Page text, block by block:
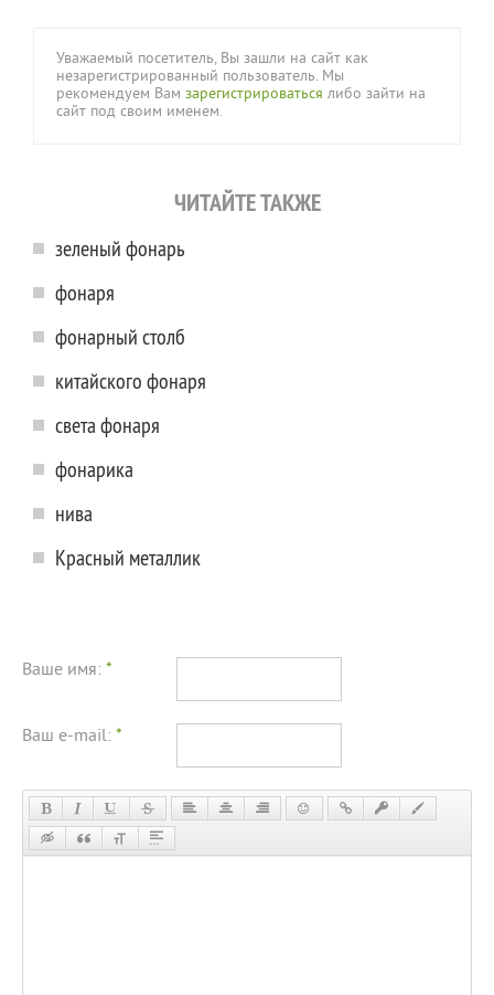
Уважаемый посетитель, Вы зашли на сайт как
незарегистрированный пользователь. Мы
рекомендуем Вам зарегистрироваться либо зайти на
сайт под своим именем.
ЧИТАЙТЕ ТАКЖЕ
зеленый фонарь
фонаря
фонарный столб
китайского фонаря
света фонаря
фонарика
нива
Красный металлик
Ваше имя: *
Ваш e-mail: *